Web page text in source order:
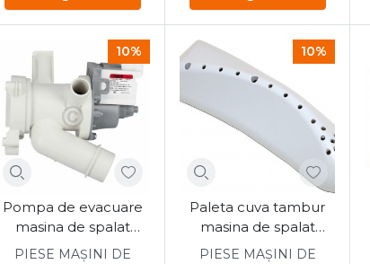
10%
Pompa de evacuare
masina de spalat
Candy CS41072D31-S
PIESE MAȘINI DE
10%
Paleta cuva tambur
masina de spalat
Candy, Hoover
PIESE MAȘINI DE